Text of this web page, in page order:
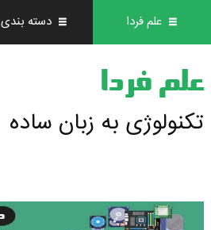
علم فردا دسته بندی
علم فردا
تکنولوژی به زبان ساده